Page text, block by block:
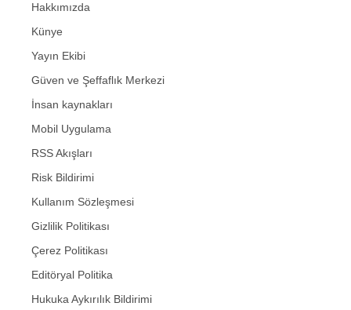
Hakkımızda
Künye
Yayın Ekibi
Güven ve Şeffaflık Merkezi
İnsan kaynakları
Mobil Uygulama
RSS Akışları
Risk Bildirimi
Kullanım Sözleşmesi
Gizlilik Politikası
Çerez Politikası
Editöryal Politika
Hukuka Aykırılık Bildirimi